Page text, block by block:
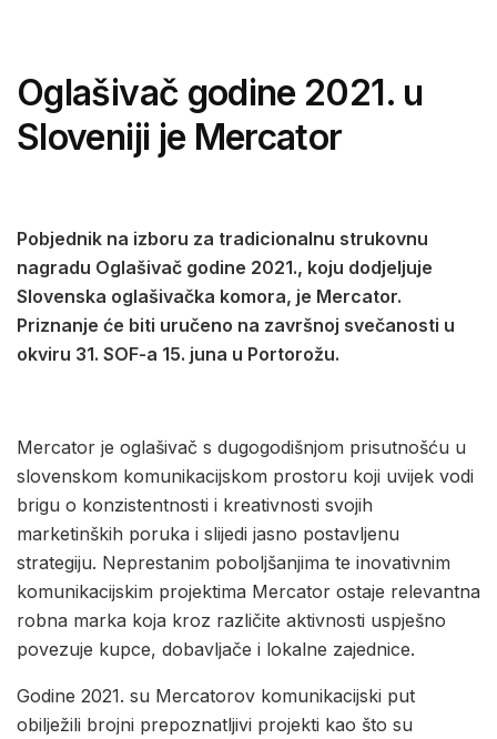
Oglašivač godine 2021. u
Sloveniji je Mercator
Pobjednik na izboru za tradicionalnu strukovnu
nagradu Oglašivač godine 2021., koju dodjeljuje
Slovenska oglašivačka komora, je Mercator.
Priznanje će biti uručeno na završnoj svečanosti u
okviru 31. SOF-a 15. juna u Portorožu.
Mercator je oglašivač s dugogodišnjom prisutnošću u
slovenskom komunikacijskom prostoru koji uvijek vodi
brigu o konzistentnosti i kreativnosti svojih
marketinških poruka i slijedi jasno postavljenu
strategiju. Neprestanim poboljšanjima te inovativnim
komunikacijskim projektima Mercator ostaje relevantna
robna marka koja kroz različite aktivnosti uspješno
povezuje kupce, dobavljače i lokalne zajednice.
Godine 2021. su Mercatorov komunikacijski put
obilježili brojni prepoznatljivi projekti kao što su